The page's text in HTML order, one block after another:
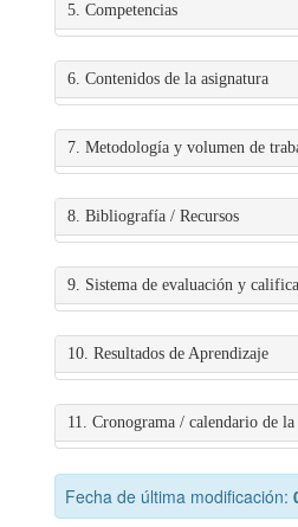
5. Competencias
6. Contenidos de la asignatura
7. Metodología y volumen de
8. Bibliografía / Recursos
9. Sistema de evaluación y
10. Resultados de Aprendizaje
11. Cronograma / calendario de la
Fecha de última modificación: